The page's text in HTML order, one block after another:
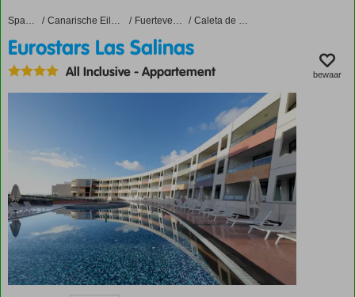
waarvan 1
met een
kindergedeelte
van El
Castillo
HomeSpanje Canarische Eilanden Fuerteventura Caleta de Fuste
Eurostars Las Salinas
Eurostars Las Salinas
All Inclusive-Appartement bewaar